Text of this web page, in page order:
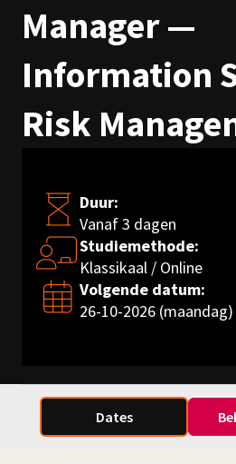
Manager —
Information
Risk
Duur:
Vanaf 3 dagen
Studiemethode:
Klassikaal / Online
Volgende datum:
26-10-2026 (maandag)
Dates